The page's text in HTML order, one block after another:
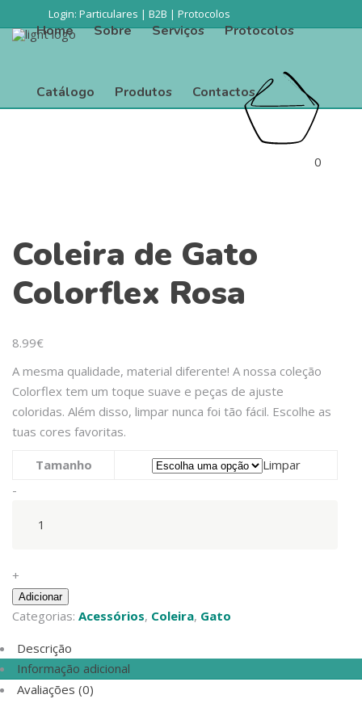
Login: Particulares | B2B | Protocolos
Protocolos
0
Home Sobre Serviços Protocolos
Catálogo Produtos Contactos
Coleira de Gato
Colorflex Rosa
8.99€
A mesma qualidade, material diferente! A nossa coleção
Colorflex tem um toque suave e peças de ajuste
coloridas. Além disso, limpar nunca foi tão fácil. Escolhe as
tuas cores favoritas.
Tamanho
Limpar
Coleira
Rosa
quantity
-
+
Adicionar
Categorias: Acessórios, Coleira, Gato
Descrição
Informação adicional
Avaliações (0)